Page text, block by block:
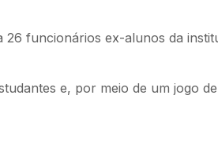
26 funcionários ex-alunos da
e, por meio de um jogo